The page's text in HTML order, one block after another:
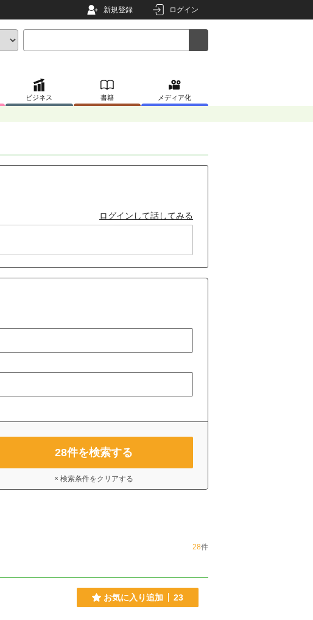
新規登録 ログイン
ビジネス 書籍 メディア化
ログインして話してみる
28件を検索する
× 検索条件をクリアする
28件
お気に入り追加 23